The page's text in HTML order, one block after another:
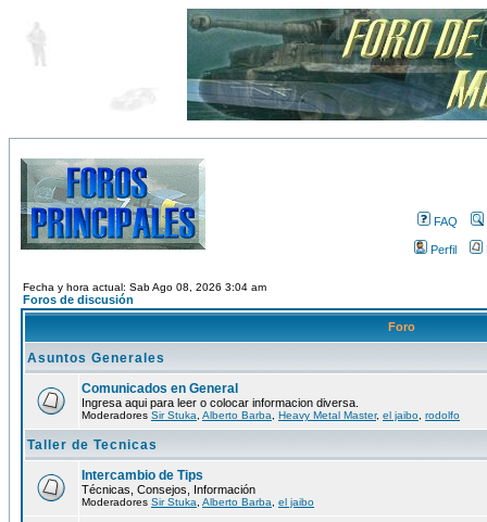
FAQ
Perfil
Fecha y hora actual: Sab Ago 08, 2026 3:04 am
Foros de discusión
Foro
Asuntos Generales
Comunicados en General
Ingresa aqui para leer o colocar informacion diversa.
Moderadores Sir Stuka Alberto Barba Heavy Metal Master, el jaibo rodolfo
Taller de Tecnicas
Intercambio de Tips
Técnicas, Consejos, Información
Moderadores Sir Stuka Alberto Barba el jaibo